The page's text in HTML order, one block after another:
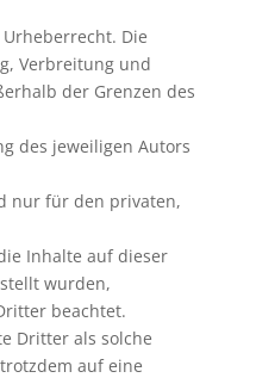
Die
Verbreitung und
der Grenzen des
des jeweiligen Autors
nur für den privaten,
Inhalte auf dieser
wurden,
beachtet.
Dritter als solche
auf eine